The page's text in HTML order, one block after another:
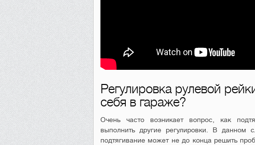
Регулировка рулевой
себя в гараже?
Очень часто возникает вопрос, как
выполнить другие регулировки. В данном
подтягивание может не до конца решить